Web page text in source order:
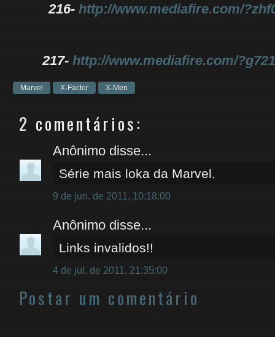
216- http://www.mediafire.com/
217- http://www.mediafire.com/
Marvel X-Factor X-Men
2 comentários:
Anônimo disse...
Série mais loka da Marvel.
9 de jun. de 2011, 10:18:00
Anônimo disse...
Links invalidos!!
4 de jul. de 2011, 21:35:00
Postar um comentário